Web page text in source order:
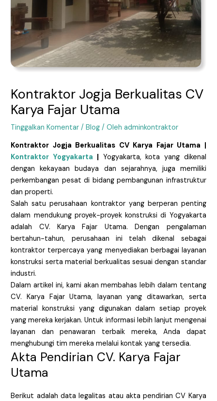
Kontraktor Jogja Berkualitas CV
Karya Fajar Utama
Tinggalkan Komentar /Blog / Olehadminkontraktor
Kontraktor Jogja Berkualitas CV Karya Fajar Utama |
Kontraktor Yogyakarta | Yogyakarta, kota yang dikenal
dengan kekayaan budaya dan sejarahnya, juga memiliki
perkembangan pesat di bidang pembangunan infrastruktur
dan properti.
Salah satu perusahaan kontraktor yang berperan penting
dalam mendukung proyek-proyek konstruksi di Yogyakarta
adalah CV. Karya Fajar Utama. Dengan pengalaman
bertahun-tahun, perusahaan ini telah dikenal sebagai
kontraktor terpercaya yang menyediakan berbagai layanan
konstruksi serta material berkualitas sesuai dengan standar
industri.
Dalam artikel ini, kami akan membahas lebih dalam tentang
CV. Karya Fajar Utama, layanan yang ditawarkan, serta
material konstruksi yang digunakan dalam setiap proyek
yang mereka kerjakan. Untuk informasi lebih lanjut mengenai
layanan dan penawaran terbaik mereka, Anda dapat
menghubungi tim mereka melalui kontak yang tersedia.
Akta Pendirian CV. Karya Fajar
Utama
Berikut adalah data legalitas atau akta pendirian CV Karya